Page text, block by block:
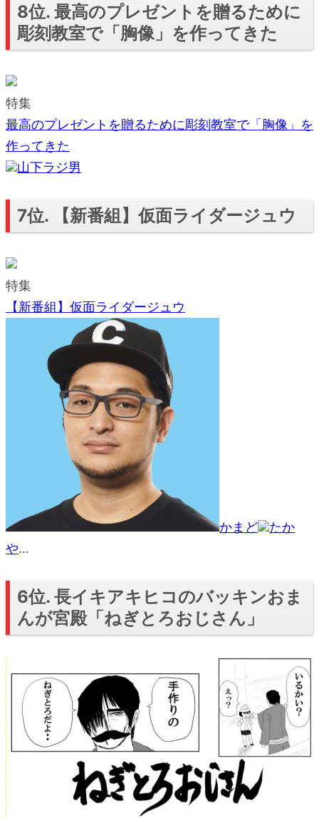
8位. 最高のプレゼントを贈るために
彫刻教室で「胸像」を作ってきた
特集
最高のプレゼントを贈るために彫刻教室で「胸像」を
作ってきた
山下ラジ男
7位. 【新番組】仮面ライダージュウ
特集
【新番組】仮面ライダージュウ
かまど
たか
や…
6位. 長イキアキヒコのバッキンおま
んが宮殿「ねぎとろおじさん」